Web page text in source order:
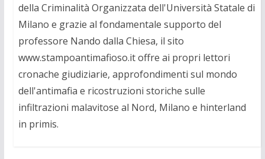
della Criminalità Organizzata dell'Università Statale di
Milano e grazie al fondamentale supporto del
professore Nando dalla Chiesa, il sito
www.stampoantimafioso.it offre ai propri lettori
cronache giudiziarie, approfondimenti sul mondo
dell'antimafia e ricostruzioni storiche sulle
infiltrazioni malavitose al Nord, Milano e hinterland
in primis.